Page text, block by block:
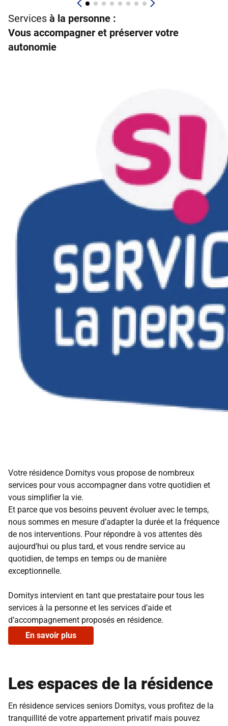
Services à la personne :
Vous accompagner et préserver votre
autonomie
Votre résidence Domitys vous propose de nombreux
services pour vous accompagner dans votre quotidien et
vous simplifier la vie.
Et parce que vos besoins peuvent évoluer avec le temps,
nous sommes en mesure d’adapter la durée et la fréquence
de nos interventions. Pour répondre à vos attentes dès
aujourd’hui ou plus tard, et vous rendre service au
quotidien, de temps en temps ou de manière
exceptionnelle.
Domitys intervient en tant que prestataire pour tous les
services à la personne et les services d’aide et
d’accompagnement proposés en résidence.
En savoir plus
Les espaces de la résidence
En résidence services seniors Domitys, vous profitez de la
tranquillité de votre appartement privatif mais pouvez